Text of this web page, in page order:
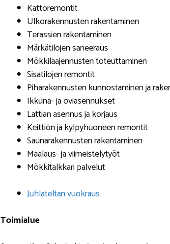
Kattoremontit
Ulkorakennusten rakentaminen
Terassien rakentaminen
Märkätilojen saneeraus
Mökkilaajennusten toteuttaminen
Sisätilojen remontit
Piharakennusten kunnostaminen ja
Ikkuna- ja oviasennukset
Lattian asennus ja korjaus
Keittiön ja kylpyhuoneen remontit
Saunarakennusten rakentaminen
Maalaus- ja viimeistelytyöt
Mökkitalkkari palvelut
Juhlateltan vuokraus
Toimialue